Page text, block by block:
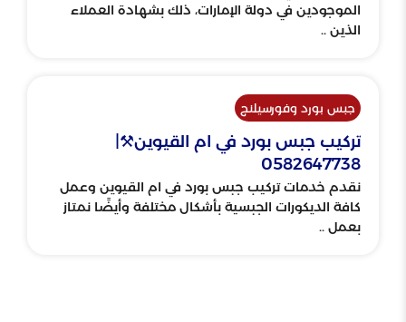
الموجودين في دولة الإمارات، ذلك بشهادة العملاء
الذين ..
جبس بورد وفورسيلنج
تركيب جبس بورد في ام القيوين⚒️|
0582647738
نقدم خدمات تركيب جبس بورد في ام القيوين وعمل
كافة الديكورات الجبسية بأشكال مختلفة وأيضًا نمتاز
بعمل ..